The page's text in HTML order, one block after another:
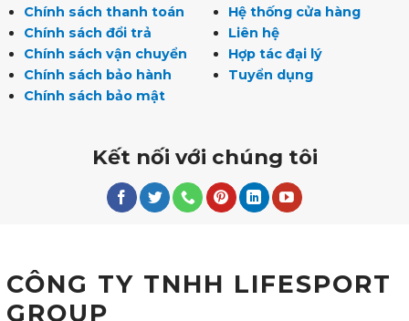
Chính sách thanh toán
Chính sách đổi trả
Chính sách vận chuyển
Chính sách bảo hành
Chính sách bảo mật
Hệ thống cửa hàng
Liên hệ
Hợp tác đại lý
Tuyển dụng
Kết nối với chúng tôi
CÔNG TY TNHH LIFESPORT
GROUP